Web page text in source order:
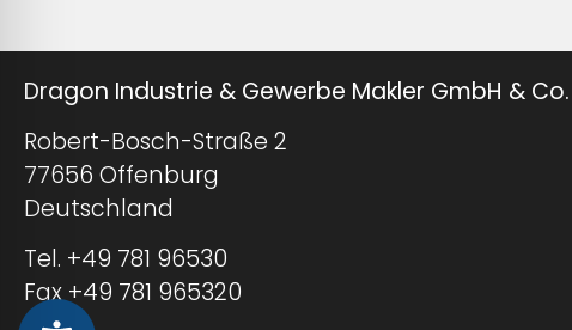
Dragon Industrie & Gewerbe Makler GmbH & Co.
Robert-Bosch-Straße 2
77656 Offenburg
Deutschland
Tel. +49 781 96530
Fax +49 781 965320